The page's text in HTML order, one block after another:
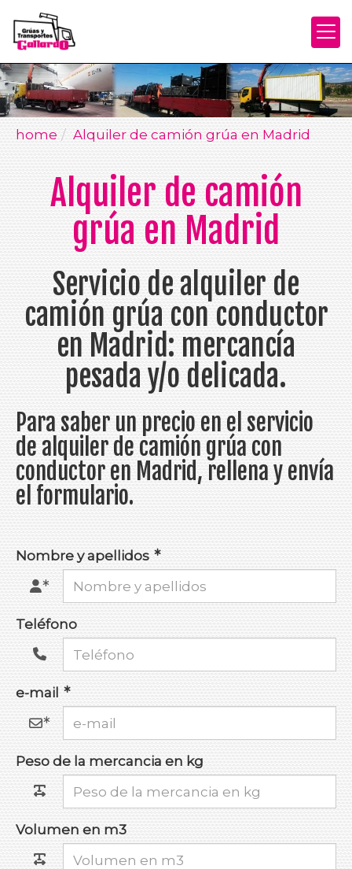
home Alquiler de camión grúa en Madrid
Alquiler de camión
grúa en Madrid
Servicio de alquiler de
camión grúa con conductor
en Madrid: mercancía
pesada y/o delicada.
Para saber un precio en el servicio
de alquiler de camión grúa con
conductor en Madrid, rellena y envía
el formulario.
Nombre y apellidos
Teléfono
e-mail
Peso de la mercancia en kg
Volumen en m3